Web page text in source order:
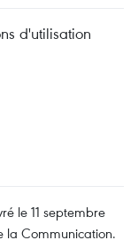
d'utilisation
le 11 septembre
la Communication.